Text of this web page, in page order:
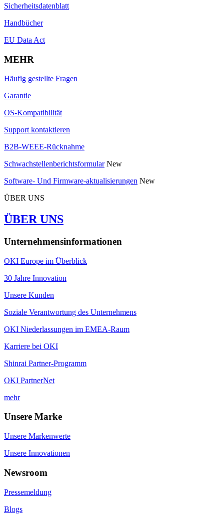
Sicherheitsdatenblatt
Handbücher
EU Data Act
MEHR
Häufig gestellte Fragen
Garantie
OS-Kompatibilität
Support kontaktieren
B2B-WEEE-Rücknahme
Schwachstellenberichtsformular New
Software- Und Firmware-aktualisierungen New
ÜBER UNS
ÜBER UNS
Unternehmensinformationen
OKI Europe im Überblick
30 Jahre Innovation
Unsere Kunden
Soziale Verantwortung des Unternehmens
OKI Niederlassungen im EMEA-Raum
Karriere bei OKI
Shinrai Partner-Programm
OKI PartnerNet
mehr
Unsere Marke
Unsere Markenwerte
Unsere Innovationen
Newsroom
Pressemeldung
Blogs